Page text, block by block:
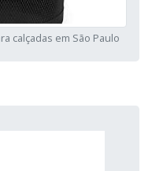
calçadas em São Paulo